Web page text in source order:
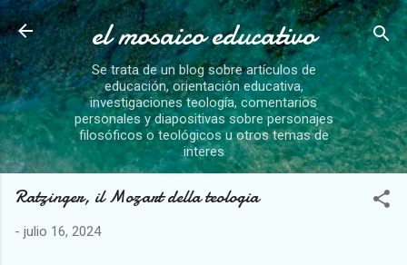
Ir al contenido principal
el mosaico educativo
Se trata de un blog sobre artículos de
educación, orientación educativa,
investigaciones teología, comentarios
personales y diapositivas sobre personajes
filosóficos o teológicos u otros temas de
interes
Ratzinger, il Mozart della teologia
- julio 16, 2024